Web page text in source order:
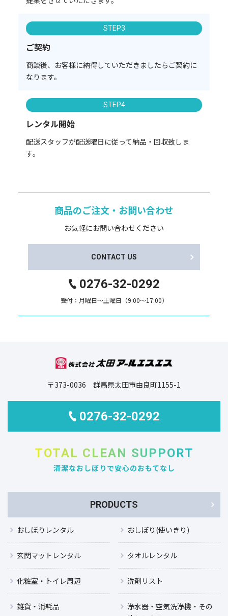
STEP3
ご契約
商談後、お客様に納得していただきましたらご契約に
なります。
STEP4
レンタル開始
配送スタッフが配送曜日に従って納品・回収致しま
す。
商品のご注文・お問い合わせ
お気軽にお問い合わせください
CONTACT US
0276-32-0292
受付：月曜日～土曜日（9:00～17:00）
〒373-0036 群馬県太田市由良町1155-1
0276-32-0292
TOTAL CLEAN SUPPORT
清潔なおしぼりで安心のおもてなし
PRODUCTS
おしぼりレンタル おしぼり(使いきり)
玄関マットレンタル タオルレンタル
化粧室・トイレ周辺 洗剤リスト
雑貨・消耗品
浄水器・空気洗浄機・その